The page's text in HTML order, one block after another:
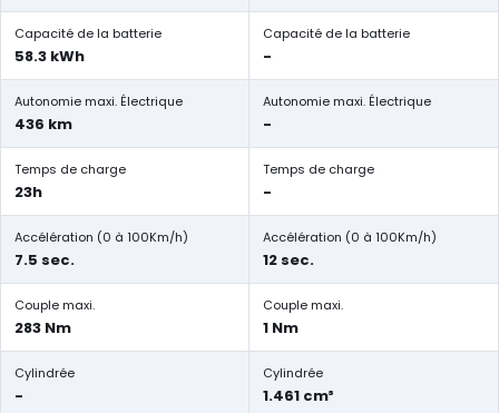
Capacité de la batterie
58.3 kWh
Capacité de la batterie
-
Autonomie maxi. Électrique
436 km
Autonomie maxi. Électrique
-
Temps de charge
23h
Temps de charge
-
Accélération (0 à 100Km/h)
7.5 sec.
Accélération (0 à 100Km/h)
12 sec.
Couple maxi.
283 Nm
Couple maxi.
1 Nm
Cylindrée
-
Cylindrée
1.461 cm³